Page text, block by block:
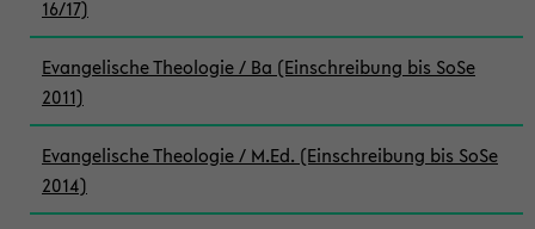
16/17)
Evangelische Theologie / Ba (Einschreibung bis SoSe
2011)
Evangelische Theologie / M.Ed. (Einschreibung bis SoSe
2014)